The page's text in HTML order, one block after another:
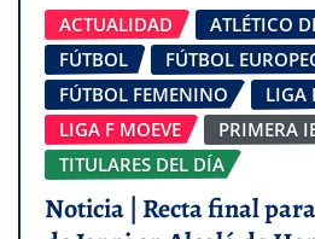
ACTUALIDAD
ATLÉTICO
FÚTBOL
FÚTBOL
FÚTBOL FEMENINO
LIGA
LIGA F MOEVE
PRIMERA
TITULARES DEL DÍA
Noticia | Recta final